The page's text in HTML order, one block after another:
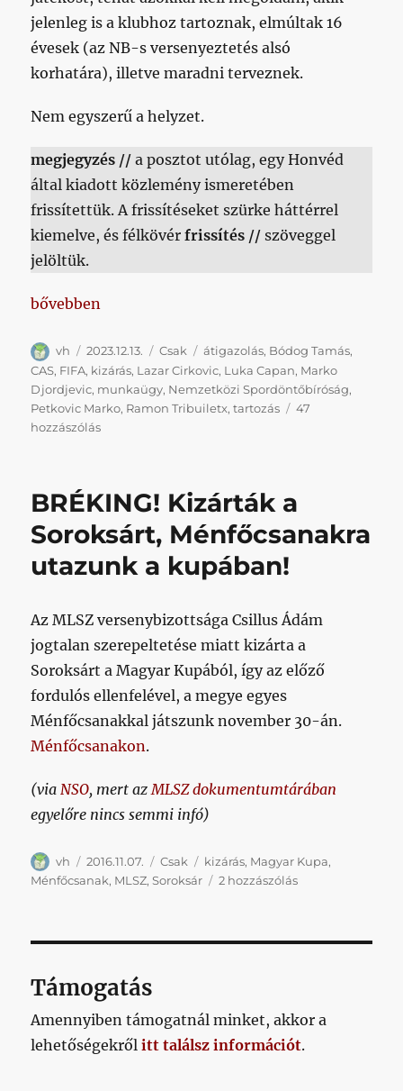
jelenleg is a klubhoz tartoznak, elmúltak 16
évesek (az NB-s versenyeztetés alsó
korhatára), illetve maradni terveznek.
Nem egyszerű a helyzet.
megjegyzés //a posztot utólag, egy Honvéd
által kiadott közlemény ismeretében
frissítettük. A frissítéseket szürke háttérrel
kiemelve, és félkövérfrissítés // szöveggel
jelöltük.
„Volt olyan játékosa a Honvédnak, aki
bővebben
Szerző
vh Közzétéve
2023.12.13. Kategória
Csak Címke
átigazolás, Bódog Tamás,
CAS, FIFA, kizárás, Lazar Cirkovic, Luka Capan, Marko
Djordjevic, munkaügy, Nemzetközi Spordöntőbíróság,
Petkovic Marko, Ramon Tribuiletx,tartozás
47
hozzászólásVolt
Honvédnak,
játékpercenként
60500
forintot
és
a
nevére
sem
című
bejegyzéshez
BRÉKING! Kizárták a
Soroksárt, Ménfőcsanakra
utazunk a kupában!
Az MLSZ versenybizottsága Csillus Ádám
jogtalan szerepeltetése miatt kizárta a
Soroksárt a Magyar Kupából, így az előző
fordulós ellenfelével, a megye egyes
Ménfőcsanakkal játszunk november 30-án.
Ménfőcsanakon.
(via NSO, mert az MLSZ dokumentumtárában
egyelőre nincs semmi infó)
Szerző
vh Közzétéve
2016.11.07. Kategória
Csak Címke
kizárás, Magyar Kupa,
Ménfőcsanak, MLSZ,Soroksár 2 hozzászólásBRÉKING!
bejegyzéshez
Támogatás
Amennyiben támogatnál minket, akkor a
lehetőségekrőlitt találsz információt.